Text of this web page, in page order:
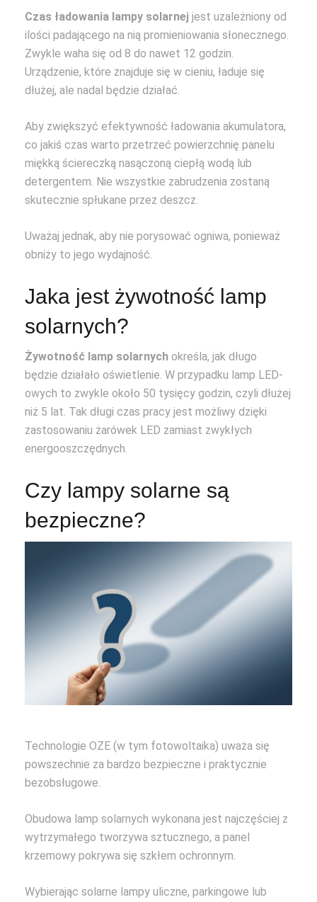
Czas ładowania lampy solarnej jest uzależniony od
ilości padającego na nią promieniowania słonecznego.
Zwykle waha się od 8 do nawet 12 godzin.
Urządzenie, które znajduje się w cieniu, ładuje się
dłużej, ale nadal będzie działać.
Aby zwiększyć efektywność ładowania akumulatora,
co jakiś czas warto przetrzeć powierzchnię panelu
miękką ściereczką nasączoną ciepłą wodą lub
detergentem. Nie wszystkie zabrudzenia zostaną
skutecznie spłukane przez deszcz.
Uważaj jednak, aby nie porysować ogniwa, ponieważ
obniży to jego wydajność.
Jaka jest żywotność lamp
solarnych?
Żywotność lamp solarnych określa, jak długo
będzie działało oświetlenie. W przypadku lamp LED-
owych to zwykle około 50 tysięcy godzin, czyli dłużej
niż 5 lat. Tak długi czas pracy jest możliwy dzięki
zastosowaniu żarówek LED zamiast zwykłych
energooszczędnych.
Czy lampy solarne są
bezpieczne?
Technologie OZE (w tym fotowoltaika) uważa się
powszechnie za bardzo bezpieczne i praktycznie
bezobsługowe.
Obudowa lamp solarnych wykonana jest najczęściej z
wytrzymałego tworzywa sztucznego, a panel
krzemowy pokrywa się szkłem ochronnym.
Wybierając solarne lampy uliczne, parkingowe lub